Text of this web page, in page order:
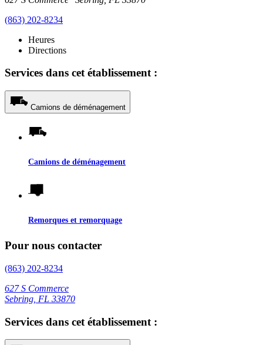
(863) 202-8234
Heures
Directions
Services dans cet établissement :
Camions de déménagement
Camions de déménagement
Remorques et remorquage
Pour nous contacter
(863) 202-8234
627 S Commerce
Sebring, FL 33870
Services dans cet établissement :